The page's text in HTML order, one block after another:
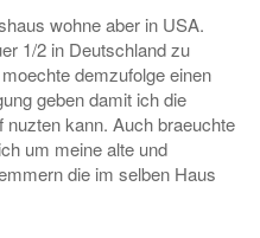
wohne aber in USA.
1/2 in Deutschland zu
demzufolge einen
geben damit ich die
nuzten kann. Auch braeuchte
um meine alte und
die im selben Haus